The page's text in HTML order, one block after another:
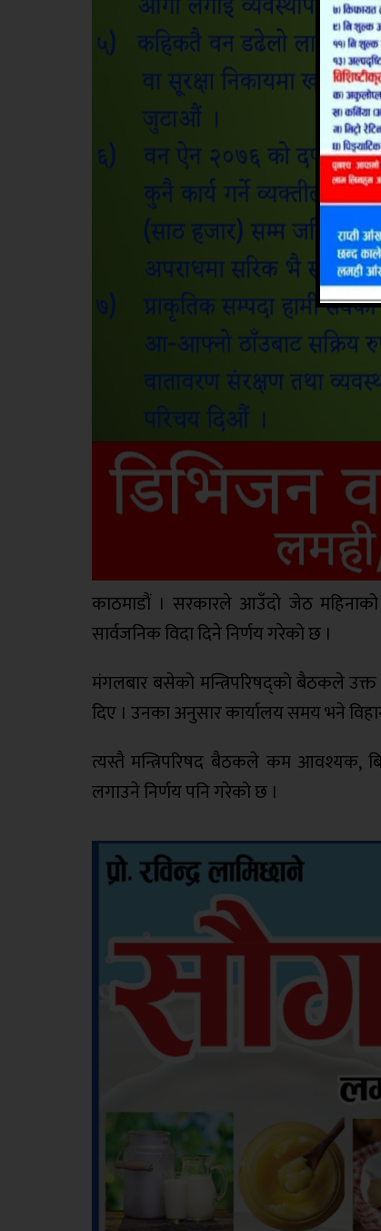
काठमाडौं । सरकारले आउँदो जेठ
सार्वजनिक विदा दिने निर्णय गरेको छ ।
मंगलबार बसेको मन्त्रिपरिषद्‌को बैठकले उक्त
दिए । उनका अनुसार कार्यालय समय भने
त्यस्तै मन्त्रिपरिषद बैठकले कम आवश्यक,
लगाउने निर्णय पनि गरेको छ ।